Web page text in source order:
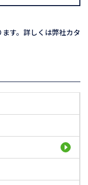
す。詳しくは弊社カタ